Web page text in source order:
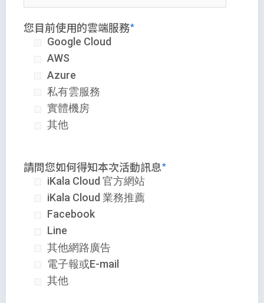
您目前使用的雲端服務
Google Cloud
AWS
Azure
私有雲服務
實體機房
其他
請問您如何得知本次活動訊息
iKala Cloud 官方網站
iKala Cloud 業務推薦
Facebook
Line
其他網路廣告
電子報或E-mail
其他